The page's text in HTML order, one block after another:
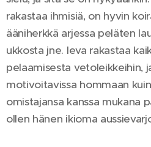
rakastaa ihmisiä, on hyvin
ääniherkkä arjessa peläten
ukkosta jne. Ieva rakastaa
pelaamisesta vetoleikkeihin,
motivoitavissa hommaan
omistajansa kanssa mukana
ollen hänen ikioma